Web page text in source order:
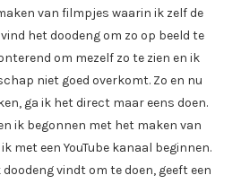
van filmpjes waarin ik zelf de
het doodeng om zo op beeld te
om mezelf zo te zien en ik
niet goed overkomt. Zo en nu
ga ik het direct maar eens doen.
ik begonnen met het maken van
met een YouTube kanaal beginnen.
vindt om te doen, geeft een